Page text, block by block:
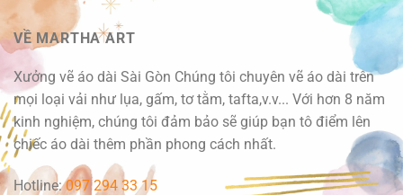
VỀ MARTHA ART
Xưởng vẽ áo dài Sài Gòn Chúng tôi chuyên vẽ áo dài trên
mọi loại vải như lụa, gấm, tơ tằm, tafta,v.v... Với hơn 8 năm
kinh nghiệm, chúng tôi đảm bảo sẽ giúp bạn tô điểm lên
chiếc áo dài thêm phần phong cách nhất.
Hotline:097 294 33 15